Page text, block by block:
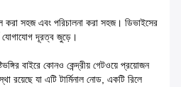
সহজ এবং পরিচালনা করা সহজ। ডিভাইসের
যোগাযোগ দূরত্ব জুড়ে।
বাইরে কোনও কেন্দ্রীয় গেটওয়ে প্রয়োজন
রয়েছে যা এটি টার্মিনাল নোড, একটি রিলে